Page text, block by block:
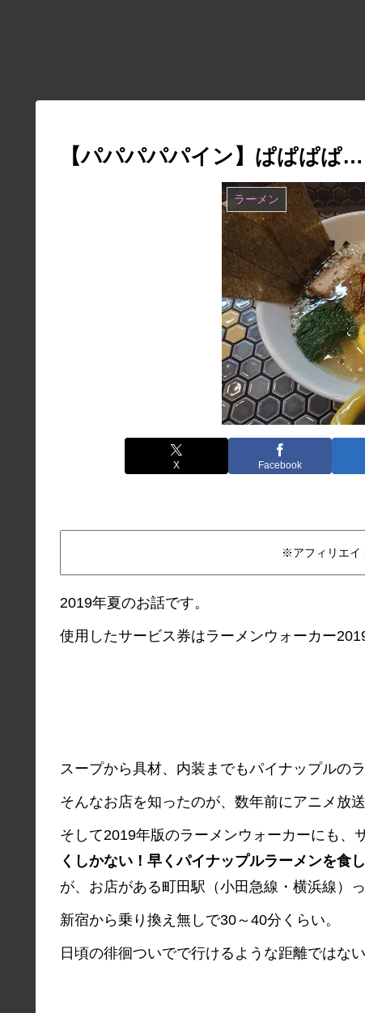
【パパパパパイン】ぱぱぱぱ
ラーメン
X Facebook
※アフィリエイ
2019年夏のお話です。
使用したサービス券はラーメンウォーカー
スープから具材、内装までもパイナップル
そんなお店を知ったのが、数年前にアニメ放
そして2019年版のラーメンウォーカーにも、
くしかない！早くパイナップルラーメンを食し
が、お店がある町田駅（小田急線・横浜線）
新宿から乗り換え無しで30～40分くらい。
日頃の徘徊ついでで行けるような距離ではな